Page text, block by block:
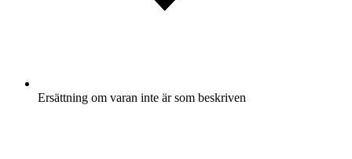
Ersättning om varan inte är som beskriven